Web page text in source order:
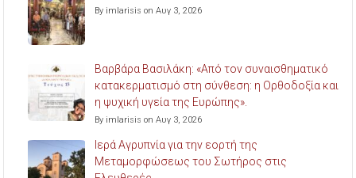
By imlarisis on Αυγ 3, 2026
Βαρβάρα Βασιλάκη: «Από τον συναισθηματικό
κατακερματισμό στη σύνθεση: η Ορθοδοξία και
η ψυχική υγεία της Ευρώπης».
By imlarisis on Αυγ 3, 2026
Ιερά Αγρυπνία για την εορτή της
Μεταμορφώσεως του Σωτήρος στις